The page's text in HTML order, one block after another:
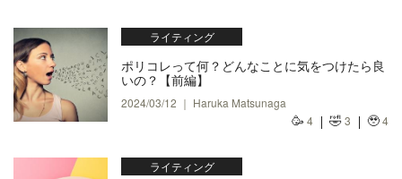
ライティング
ポリコレって何？どんなことに気をつけたら良
いの？【前編】
2024/03/12 ｜ Haruka Matsunaga
🥳 4 🤣3 🥹4
ライティング